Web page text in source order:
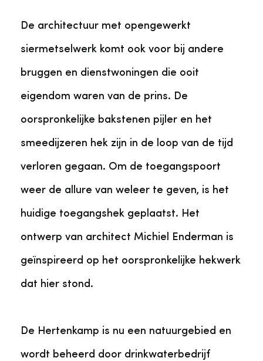
De architectuur met opengewerkt
siermetselwerk komt ook voor bij andere
bruggen en dienstwoningen die ooit
eigendom waren van de prins. De
oorspronkelijke bakstenen pijler en het
smeedijzeren hek zijn in de loop van de tijd
verloren gegaan. Om de toegangspoort
weer de allure van weleer te geven, is het
huidige toegangshek geplaatst. Het
ontwerp van architect Michiel Enderman is
geïnspireerd op het oorspronkelijke hekwerk
dat hier stond.
De Hertenkamp is nu een natuurgebied en
wordt beheerd door drinkwaterbedrijf